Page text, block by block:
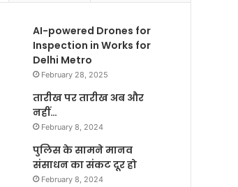
AI-powered Drones for
Inspection in Works for
Delhi Metro
February 28, 2025
तारीख पर तारीख अब और
नहीं…
February 8, 2024
पुलिस के सामने मानव
संसाधन का संकट दूर हो
February 8, 2024